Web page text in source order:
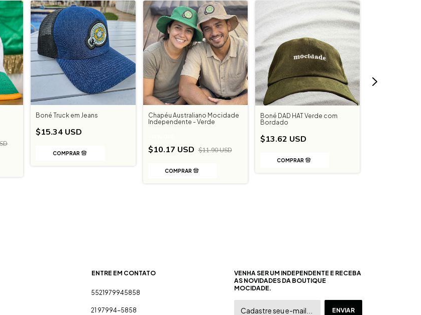
Boné Truck em Jeans
$15.34 USD
Chapéu Australiano Mocidade
Independente - Verde
$10.17 USD $11.90 USD
Boné DAD HAT Verde com
Bordado
$13.62 USD
ENTRE EM CONTATO
5521979945858
21 97994-5858
VENHA SER UM INDEPENDENTE E RECEBA
AS NOVIDADES DA BOUTIQUE
MOCIDADE.